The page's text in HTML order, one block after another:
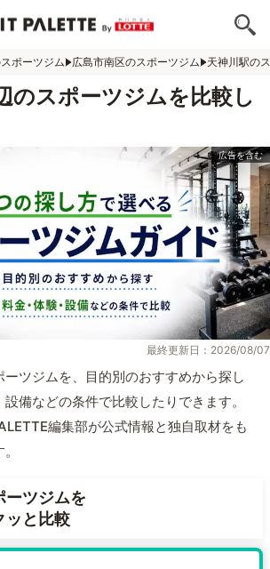
ポーツジム 広島市南区のスポーツジム 天神川駅の
のスポーツジムを比較し
最終更新日：2026/08/07
ツジムを、目的別のおすすめから探し
備などの条件で比較したりできます。
編集部が公式情報と独自取材をも
ーツジムを
ッと比較